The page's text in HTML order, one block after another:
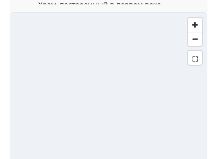
Храм, построенный в первом веке,
прошедший многие века, был разрушен, а